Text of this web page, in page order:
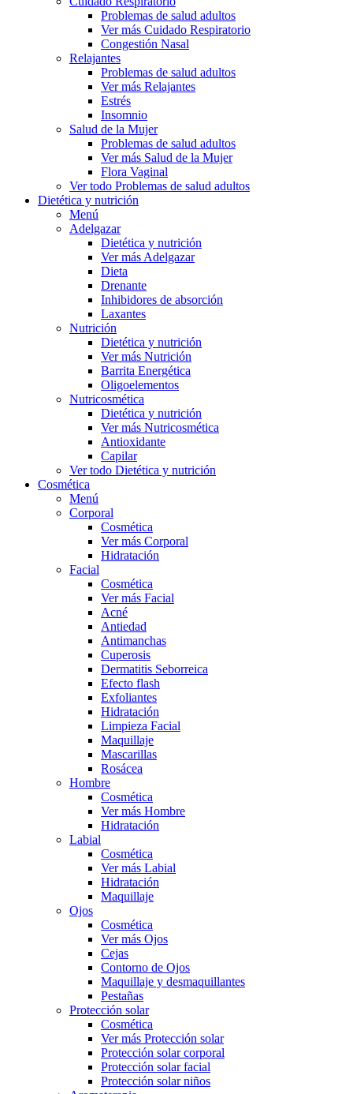
Problemas de salud adultos
Ver más Cuidado Respiratorio
Congestión Nasal
Relajantes
Problemas de salud adultos
Ver más Relajantes
Estrés
Insomnio
Salud de la Mujer
Problemas de salud adultos
Ver más Salud de la Mujer
Flora Vaginal
Ver todo Problemas de salud adultos
Dietética y nutrición
Menú
Adelgazar
Dietética y nutrición
Ver más Adelgazar
Dieta
Drenante
Inhibidores de absorción
Laxantes
Nutrición
Dietética y nutrición
Ver más Nutrición
Barrita Energética
Oligoelementos
Nutricosmética
Dietética y nutrición
Ver más Nutricosmética
Antioxidante
Capilar
Ver todo Dietética y nutrición
Cosmética
Menú
Corporal
Cosmética
Ver más Corporal
Hidratación
Facial
Cosmética
Ver más Facial
Acné
Antiedad
Antimanchas
Cuperosis
Dermatitis Seborreica
Efecto flash
Exfoliantes
Hidratación
Limpieza Facial
Maquillaje
Mascarillas
Rosácea
Hombre
Cosmética
Ver más Hombre
Hidratación
Labial
Cosmética
Ver más Labial
Hidratación
Maquillaje
Ojos
Cosmética
Ver más Ojos
Cejas
Contorno de Ojos
Maquillaje y desmaquillantes
Pestañas
Protección solar
Cosmética
Ver más Protección solar
Protección solar corporal
Protección solar facial
Protección solar niños